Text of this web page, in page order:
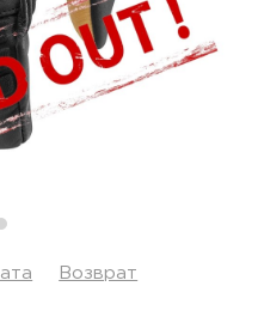
Возврат